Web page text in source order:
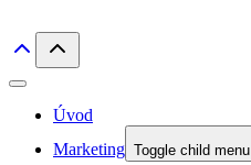
Úvod
Marketing Toggle child menu